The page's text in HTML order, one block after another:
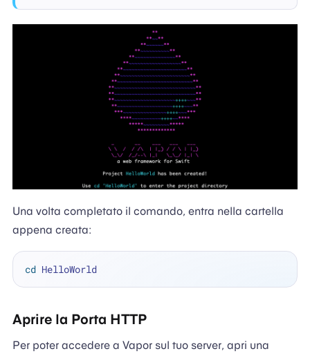
Una volta completato il comando, entra nella cartella
appena creata:
cd
Aprire la Porta HTTP
Per poter accedere a Vapor sul tuo server, apri una